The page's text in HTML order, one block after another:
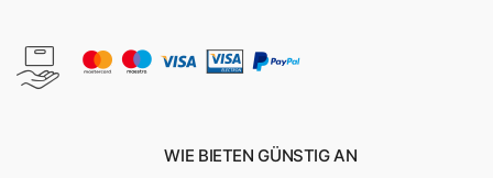
WIE BIETEN GÜNSTIG AN